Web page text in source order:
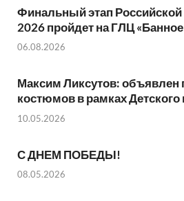
Финальный этап
2026 пройдет на ГЛЦ
06.08.2026
Максим Ликсутов: объявлен
костюмов в рамках
10.05.2026
С ДНЕМ ПОБЕДЫ!
08.05.2026